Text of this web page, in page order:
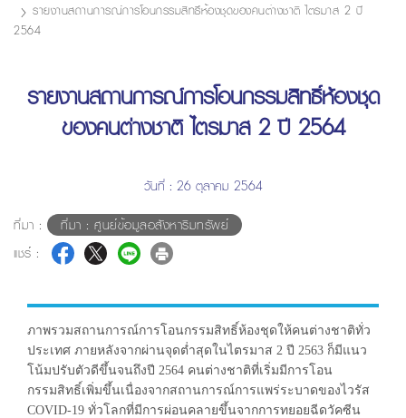
รายงานสถานการณ์การโอนกรรมสิทธิ์ห้องชุดของคนต่างชาติ ไตรมาส 2 ปี
2564
รายงานสถานการณ์การโอนกรรมสิทธิ์ห้องชุด
ของคนต่างชาติ ไตรมาส 2 ปี 2564
วันที่ : 26 ตุลาคม 2564
ที่มา :
ที่มา : ศูนย์ข้อมูลอสังหาริมทรัพย์
แชร์ :
ภาพรวมสถานการณ์การโอนกรรมสิทธิ์ห้องชุดให้คนต่างชาติทั่ว
ประเทศ ภายหลังจากผ่านจุดต่ำสุดในไตรมาส 2 ปี 2563 ก็มีแนว
โน้มปรับตัวดีขึ้นจนถึงปี 2564 คนต่างชาติที่เริ่มมีการโอน
กรรมสิทธิ์เพิ่มขึ้นเนื่องจากสถานการณ์การแพร่ระบาดของไวรัส
COVID-19 ทั่วโลกที่มีการผ่อนคลายขึ้นจากการทยอยฉีดวัคซีน